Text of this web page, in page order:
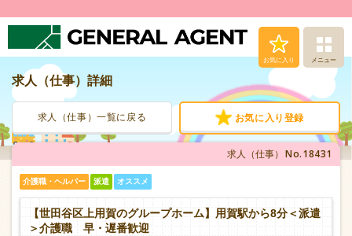
お気に入り メニュー
人材派遣サービス
転職支援サービス
登録から就業まで
求人（仕事）詳細
求人（仕事）一覧に戻る お気に入り登録
求人（仕事） No.18431
介護職・ヘルパー 派遣 オススメ
【世田谷区上用賀のグループホーム】用賀駅から8分＜派遣
＞介護職 早・遅番歓迎